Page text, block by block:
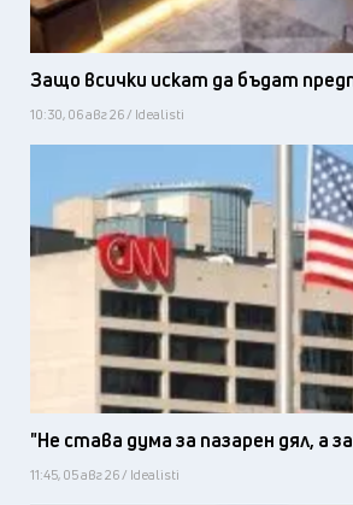
Защо всички искат да бъдат
10:30, 06 авг 26 / Idealisti
"Не става дума за пазарен дял, а за
11:45, 05 авг 26 / Idealisti